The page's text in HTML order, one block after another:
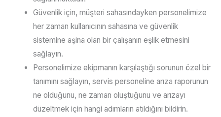
Güvenlik için, müşteri sahasındayken personelimize
her zaman kullanıcının sahasına ve güvenlik
sistemine aşina olan bir çalışanın eşlik etmesini
sağlayın.
Personelimize ekipmanın karşılaştığı sorunun özel bir
tanımını sağlayın, servis personeline arıza raporunun
ne olduğunu, ne zaman oluştuğunu ve arızayı
düzeltmek için hangi adımların atıldığını bildirin.